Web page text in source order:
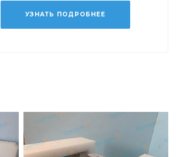
УЗНАТЬ ПОДРОБНЕЕ